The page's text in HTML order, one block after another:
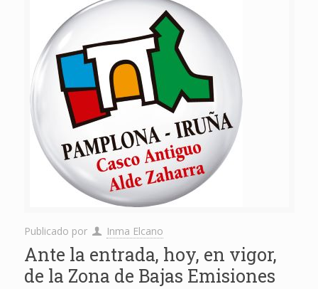
Publicado por Inma Elcano
Ante la entrada, hoy, en vigor,
de la Zona de Bajas Emisiones